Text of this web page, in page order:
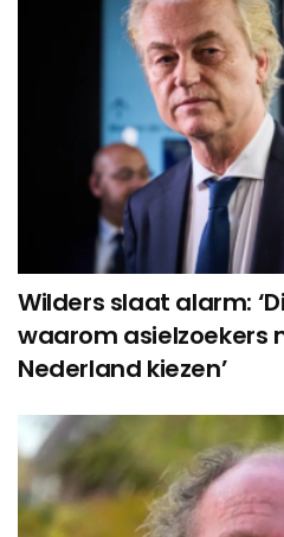
Wilders slaat alarm:
waarom asielzoekers
Nederland kiezen’